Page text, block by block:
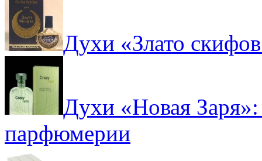
Духи «Злато
Духи «Новая Заря»:
парфюмерии